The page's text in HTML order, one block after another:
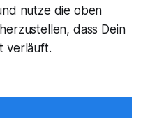
nutze die oben
dass Dein
verläuft.